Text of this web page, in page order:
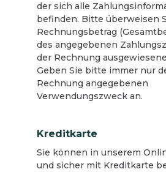
der sich alle
befinden. Bitte überweisen
Rechnungsbetrag
des angegebenen
der Rechnung
Geben Sie bitte immer nur
Rechnung angegebenen
Verwendungszweck an.
Kreditkarte
Sie können in unserem
und sicher mit Kreditkarte